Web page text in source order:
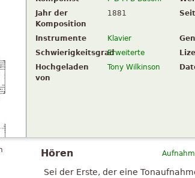
Jahr der
Komposition
1881
Instrumente Klavier
SchwierigkeitsgradErweiterte
Hochgeladen
von
Tony Wilkinson
Hören
Sei der Erste, der eine